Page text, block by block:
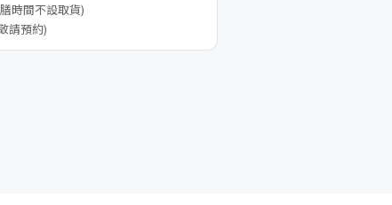
時間不設取貨)
請預約)